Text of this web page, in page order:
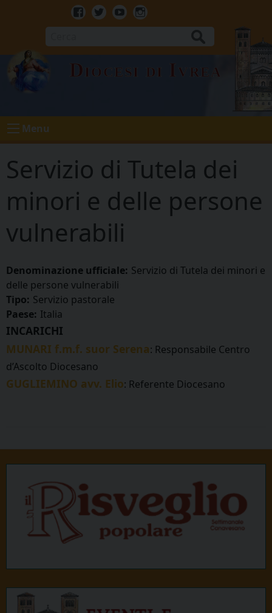
Facebook
TwitterYoutubeInstagram
Diocesi di Ivrea
Menu
Servizio di Tutela dei
minori e delle persone
vulnerabili
Denominazione ufficiale: Servizio di Tutela dei minori e
delle persone vulnerabili
Tipo: Servizio pastorale
Paese: Italia
INCARICHI
MUNARI f.m.f. suor Serena: Responsabile Centro
d’Ascolto Diocesano
GUGLIEMINO avv. Elio: Referente Diocesano